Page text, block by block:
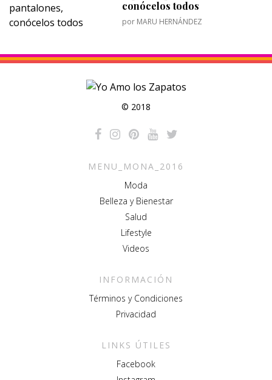
conócelos todos
por MARU HERNÁNDEZ
© 2018
MENU_MONA_2016
Moda
Belleza y Bienestar
Salud
Lifestyle
Videos
INFORMACIÓN
Términos y Condiciones
Privacidad
LINKS ÚTILES
Facebook